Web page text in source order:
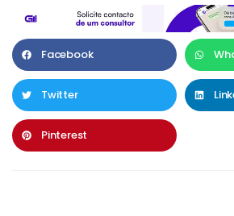
Facebook
Twitter
Pinterest